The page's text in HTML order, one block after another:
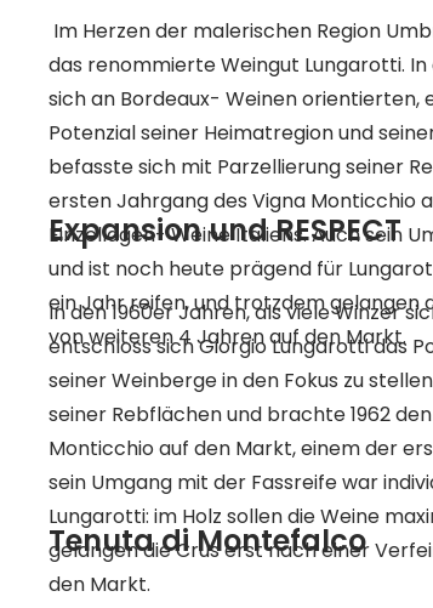
Im Herzen der malerischen Region
das renommierte Weingut Lungarotti. In
sich an Bordeaux- Weinen orientierten,
Potenzial seiner Heimatregion und seiner
befasste sich mit Parzellierung seiner
ersten Jahrgang des Vigna Monticchio
Einzellagen- Weine Italiens. Auch sein Umgang mit der Fassreife war individuell
und ist noch heute prägend für
ein Jahr reifen, und trotzdem gelangen
von weiteren 4 Jahren auf den Markt.
Expansion und RESPECT
In den 1960er Jahren, als viele Winzer
entschloss sich Giorgio Lungarotti das
seiner Weinberge in den Fokus zu stellen. Er befasste sich mit
seiner Rebflächen und brachte 1962
Monticchio auf den Markt, einem der
sein Umgang mit der Fassreife war
Lungarotti: im Holz sollen die Weine
gelangen die Crus erst nach einer
den Markt.
Tenuta di Montefalco